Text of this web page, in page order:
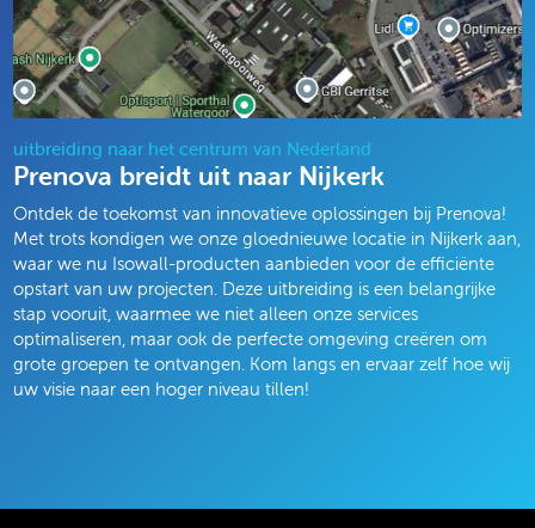
uitbreiding naar het centrum van Nederland
Prenova breidt uit naar Nijkerk
Ontdek de toekomst van innovatieve oplossingen bij Prenova!
Met trots kondigen we onze gloednieuwe locatie in Nijkerk aan,
waar we nu Isowall-producten aanbieden voor de efficiënte
opstart van uw projecten. Deze uitbreiding is een belangrijke
stap vooruit, waarmee we niet alleen onze services
optimaliseren, maar ook de perfecte omgeving creëren om
grote groepen te ontvangen. Kom langs en ervaar zelf hoe wij
uw visie naar een hoger niveau tillen!